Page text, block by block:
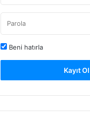
Beni hatırla
Kayıt Ol